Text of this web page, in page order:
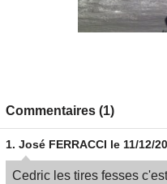
Commentaires (1)
1. José FERRACCI le 11/12/
Cedric les tires fesses